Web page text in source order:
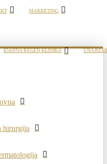
MARKETING
IOANNA REGEN KLINIKA UNA
hirurgija